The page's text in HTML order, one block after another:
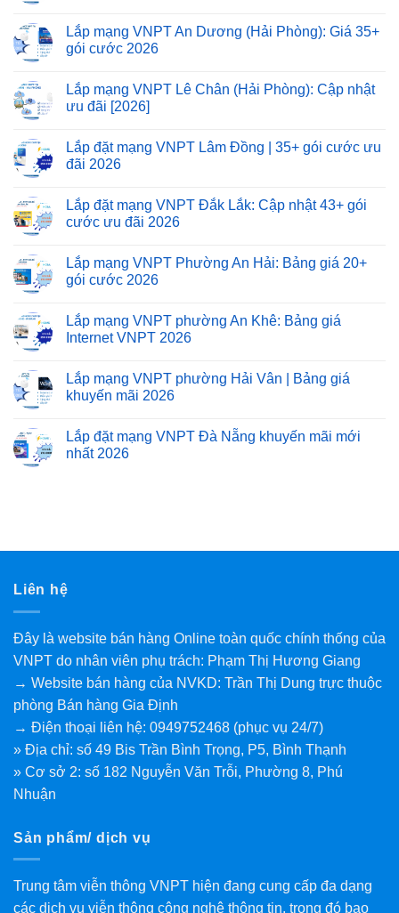
Lắp mạng VNPT An Dương (Hải Phòng): Giá 35+
gói cước 2026
Lắp mạng VNPT Lê Chân (Hải Phòng): Cập nhật
ưu đãi [2026]
Lắp đặt mạng VNPT Lâm Đồng | 35+ gói cước ưu
đãi 2026
Lắp đặt mạng VNPT Đắk Lắk: Cập nhật 43+ gói
cước ưu đãi 2026
Lắp mạng VNPT Phường An Hải: Bảng giá 20+
gói cước 2026
Lắp mạng VNPT phường An Khê: Bảng giá
Internet VNPT 2026
Lắp mạng VNPT phường Hải Vân | Bảng giá
khuyến mãi 2026
Lắp đặt mạng VNPT Đà Nẵng khuyến mãi mới
nhất 2026
Liên hệ
Đây là website bán hàng Online toàn quốc chính thống của
VNPT do nhân viên phụ trách: Phạm Thị Hương Giang
→ Website bán hàng của NVKD: Trần Thị Dung trực thuộc
phòng Bán hàng Gia Định
→ Điện thoại liên hệ: 0949752468 (phục vụ 24/7)
» Địa chỉ: số 49 Bis Trần Bình Trọng, P5, Bình Thạnh
» Cơ sở 2: số 182 Nguyễn Văn Trỗi, Phường 8, Phú
Nhuận
Sản phẩm/ dịch vụ
Trung tâm viễn thông VNPT hiện đang cung cấp đa dạng
các dịch vụ viễn thông công nghệ thông tin, trong đó bao